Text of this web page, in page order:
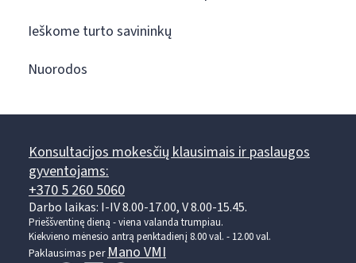
Ieškome turto savininkų
Nuorodos
Konsultacijos mokesčių klausimais ir paslaugos
gyventojams:
+370 5 260 5060
Darbo laikas: I-IV 8.00-17.00, V 8.00-15.45.
Prieššventinę dieną - viena valanda trumpiau.
Kiekvieno mėnesio antrą penktadienį 8.00 val. - 12.00 val.
Paklausimas perMano VMI